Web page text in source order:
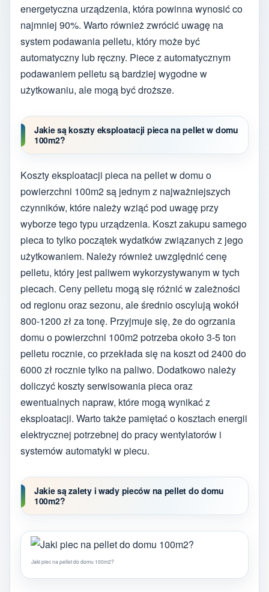
energetyczna urządzenia, która powinna wynosić co
najmniej 90%. Warto również zwrócić uwagę na
system podawania pelletu, który może być
automatyczny lub ręczny. Piece z automatycznym
podawaniem pelletu są bardziej wygodne w
użytkowaniu, ale mogą być droższe.
Jakie są koszty eksploatacji pieca na pellet w domu
100m2?
Koszty eksploatacji pieca na pellet w domu o
powierzchni 100m2 są jednym z najważniejszych
czynników, które należy wziąć pod uwagę przy
wyborze tego typu urządzenia. Koszt zakupu samego
pieca to tylko początek wydatków związanych z jego
użytkowaniem. Należy również uwzględnić cenę
pelletu, który jest paliwem wykorzystywanym w tych
piecach. Ceny pelletu mogą się różnić w zależności
od regionu oraz sezonu, ale średnio oscylują wokół
800-1200 zł za tonę. Przyjmuje się, że do ogrzania
domu o powierzchni 100m2 potrzeba około 3-5 ton
pelletu rocznie, co przekłada się na koszt od 2400 do
6000 zł rocznie tylko na paliwo. Dodatkowo należy
doliczyć koszty serwisowania pieca oraz
ewentualnych napraw, które mogą wynikać z
eksploatacji. Warto także pamiętać o kosztach energii
elektrycznej potrzebnej do pracy wentylatorów i
systemów automatyki w piecu.
Jakie są zalety i wady pieców na pellet do domu
100m2?
Jaki piec na pellet do domu 100m2?